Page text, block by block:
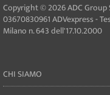
Copyright © 2026 ADC Group
03670830961 ADVexpress -
Milano n. 643 dell'17.10.2000
CHI SIAMO